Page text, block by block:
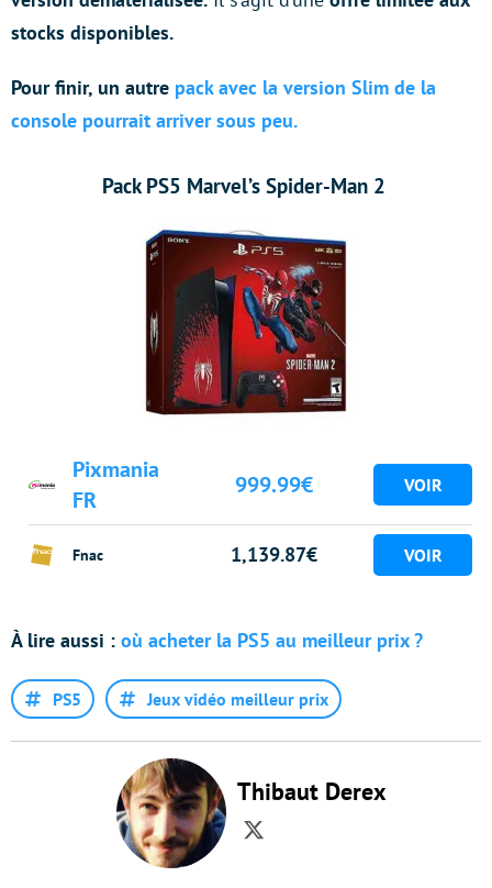
stocks disponibles.
Pour finir, un autre pack avec la version Slim de la
console pourrait arriver sous peu.
Pack PS5 Marvel’s Spider-Man 2
Pixmania
FR
999.99€
Fnac 1,139.87€
Àlire aussi : où acheter la PS5 au meilleur prix ?
PS5 Jeux vidéo meilleur prix
Thibaut Derex
Twitter